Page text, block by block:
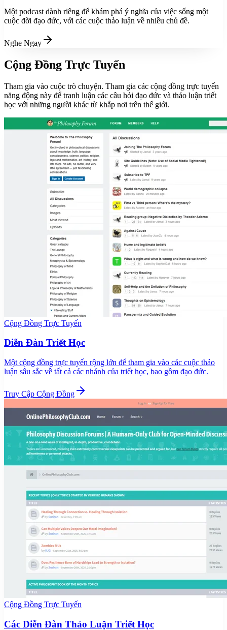
Một podcast dành riêng để khám phá ý nghĩa của việc sống một
cuộc đời đạo đức, với các cuộc thảo luận về nhiều chủ đề.
Nghe Ngay
Cộng Đồng Trực Tuyến
Tham gia vào cuộc trò chuyện. Tham gia các cộng đồng trực tuyến
năng động này để tranh luận các câu hỏi đạo đức và thảo luận triết
học với những người khác từ khắp nơi trên thế giới.
Cộng Đồng Trực Tuyến
Diễn Đàn Triết Học
Một cộng đồng trực tuyến rộng lớn để tham gia vào các cuộc thảo
luận sâu sắc về tất cả các nhánh của triết học, bao gồm đạo đức.
Truy Cập Cộng Đồng
Cộng Đồng Trực Tuyến
Các Diễn Đàn Thảo Luận Triết Học